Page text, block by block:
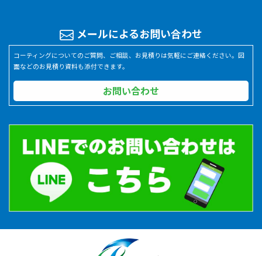
メールによるお問い合わせ
コーティングについてのご質問、ご相談、お見積りは気軽にご連絡ください。図
面などのお見積り資料も添付できます。
お問い合わせ